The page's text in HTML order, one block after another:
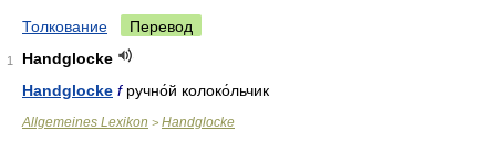
Толкование Перевод
1
Handglocke
Handglocke fручно́й колоко́льчик
Allgemeines Lexikon > Handglocke